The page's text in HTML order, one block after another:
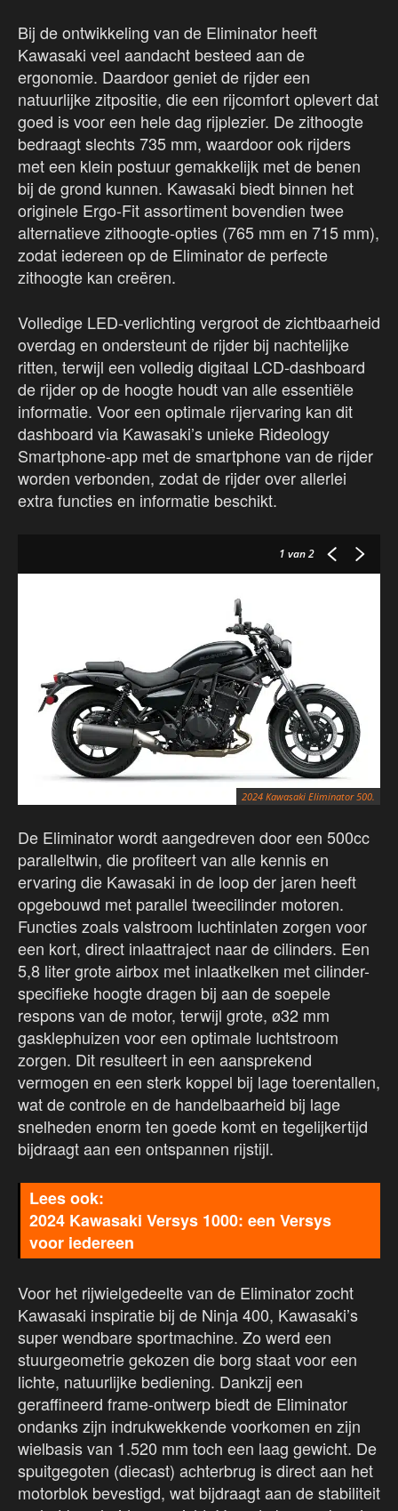
Bij de ontwikkeling van de Eliminator heeft
Kawasaki veel aandacht besteed aan de
ergonomie. Daardoor geniet de rijder een
natuurlijke zitpositie, die een rijcomfort oplevert dat
goed is voor een hele dag rijplezier. De zithoogte
bedraagt slechts 735 mm, waardoor ook rijders
met een klein postuur gemakkelijk met de benen
bij de grond kunnen. Kawasaki biedt binnen het
originele Ergo-Fit assortiment bovendien twee
alternatieve zithoogte-opties (765 mm en 715 mm),
zodat iedereen op de Eliminator de perfecte
zithoogte kan creëren.
Volledige LED-verlichting vergroot de zichtbaarheid
overdag en ondersteunt de rijder bij nachtelijke
ritten, terwijl een volledig digitaal LCD-dashboard
de rijder op de hoogte houdt van alle essentiële
informatie. Voor een optimale rijervaring kan dit
dashboard via Kawasaki’s unieke Rideology
Smartphone-app met de smartphone van de rijder
worden verbonden, zodat de rijder over allerlei
extra functies en informatie beschikt.
1 van 2
2024 Kawasaki Eliminator 500.
De Eliminator wordt aangedreven door een 500cc
paralleltwin, die profiteert van alle kennis en
ervaring die Kawasaki in de loop der jaren heeft
opgebouwd met parallel tweecilinder motoren.
Functies zoals valstroom luchtinlaten zorgen voor
een kort, direct inlaattraject naar de cilinders. Een
5,8 liter grote airbox met inlaatkelken met cilinder-
specifieke hoogte dragen bij aan de soepele
respons van de motor, terwijl grote, ø32 mm
gasklephuizen voor een optimale luchtstroom
zorgen. Dit resulteert in een aansprekend
vermogen en een sterk koppel bij lage toerentallen,
wat de controle en de handelbaarheid bij lage
snelheden enorm ten goede komt en tegelijkertijd
bijdraagt ​​aan een ontspannen rijstijl.
2024 Kawasaki Versys 1000: een Versys
voor iedereen
Voor het rijwielgedeelte van de Eliminator zocht
Kawasaki inspiratie bij de Ninja 400, Kawasaki’s
super wendbare sportmachine. Zo werd een
stuurgeometrie gekozen die borg staat voor een
lichte, natuurlijke bediening. Dankzij een
geraffineerd frame-ontwerp biedt de Eliminator
ondanks zijn indrukwekkende voorkomen en zijn
wielbasis van 1.520 mm toch een laag gewicht. De
spuitgegoten (diecast) achterbrug is direct aan het
motorblok bevestigd, wat bijdraagt ​​aan de stabiliteit